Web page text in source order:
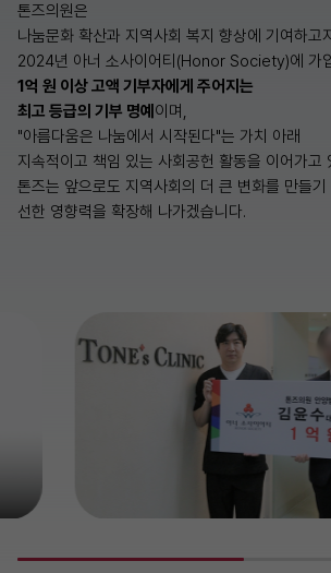
톤즈의원은
나눔문화 확산과 지역사회 복지 향상에 기여하고
2024년 아너 소사이어티(Honor Society)에 가
1억 원 이상 고액 기부자에게 주어지는
최고 등급의 기부 명예 이며,
"아름다움은 나눔에서 시작된다"는 가치 아래
지속적이고 책임 있는 사회공헌 활동을 이어가고
톤즈는 앞으로도 지역사회의 더 큰 변화를 만들기
선한 영향력을 확장해 나가겠습니다.